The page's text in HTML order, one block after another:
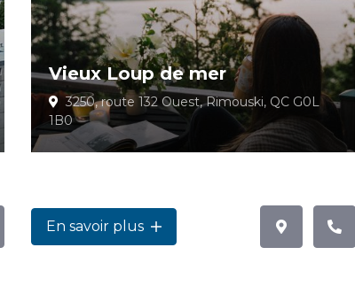
Vieux Loup de mer
3250, route 132 Ouest, Rimouski, QC G0L
1B0
En savoir plus